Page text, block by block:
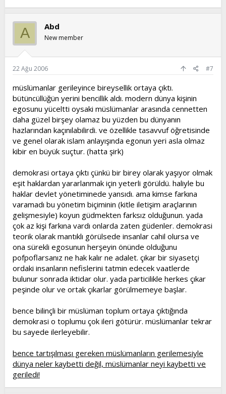
A Abd
New member
22 Ağu 2006 #7
müslümanlar gerileyince bireysellik ortaya çıktı.
bütüncüllüğün yerini bencillik aldı. modern dünya kişinin
egosunu yüceltti oysaki müslümanlar arasında cennetten
daha güzel birşey olamaz bu yüzden bu dünyanın
hazlarından kaçınılabilirdi. ve özellikle tasavvuf öğretisinde
ve genel olarak islam anlayışında egonun yeri asla olmaz
kibir en büyük suçtur. (hatta şirk)
demokrasi ortaya çıktı çünkü bir birey olarak yaşıyor olmak
eşit haklardan yararlanmak için yeterli görüldü. haliyle bu
haklar devlet yönetiminede yansıdı. ama kimse farkına
varamadı bu yönetim biçiminin (kitle iletişim araçlarının
gelişmesiyle) koyun güdmekten farksız olduğunun. yada
çok az kişi farkına vardı onlarda zaten güdenler. demokrasi
teorik olarak mantıklı görülsede insanlar cahil olursa ve
ona sürekli egosunun herşeyin önünde olduğunu
pofpoflarsanız ne hak kalır ne adalet. çıkar bir siyasetçi
ordaki insanların nefislerini tatmin edecek vaatlerde
bulunur sonrada iktidar olur. yada particilikle herkes çıkar
peşinde olur ve ortak çıkarlar görülmemeye başlar.
bence bilinçli bir müslüman toplum ortaya çıktığında
demokrasi o toplumu çok ileri götürür. müslümanlar tekrar
bu sayede ilerleyebilir.
bence tartışılması gereken müslümanların gerilemesiyle
dünya neler kaybetti değil, müslümanlar neyi kaybetti ve
geriledi!